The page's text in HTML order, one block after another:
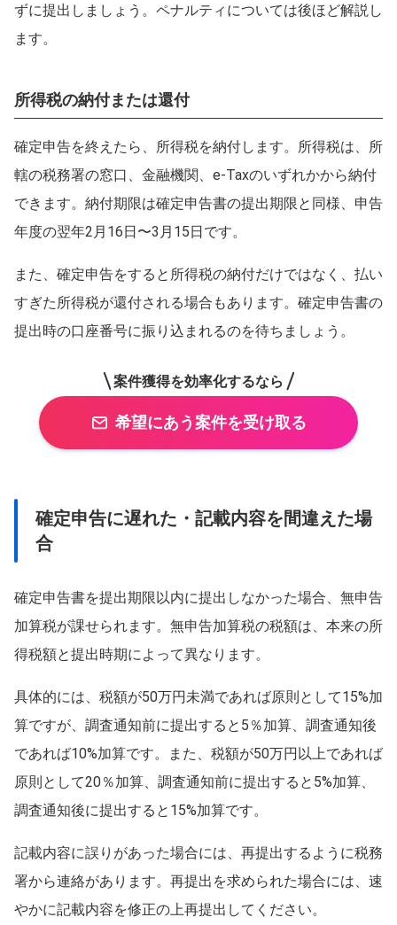
ずに提出しましょう。ペナルティについては後ほど解説し
ます。
所得税の納付または還付
確定申告を終えたら、所得税を納付します。所得税は、所
轄の税務署の窓口、金融機関、e-Taxのいずれかから納付
できます。納付期限は確定申告書の提出期限と同様、申告
年度の翌年2月16日〜3月15日です。
また、確定申告をすると所得税の納付だけではなく、払い
すぎた所得税が還付される場合もあります。確定申告書の
提出時の口座番号に振り込まれるのを待ちましょう。
案件獲得を効率化するなら
希望にあう案件を受け取る
確定申告に遅れた・記載内容を間違えた場
合
確定申告書を提出期限以内に提出しなかった場合、無申告
加算税が課せられます。無申告加算税の税額は、本来の所
得税額と提出時期によって異なります。
具体的には、税額が50万円未満であれば原則として15%加
算ですが、調査通知前に提出すると5％加算、調査通知後
であれば10%加算です。また、税額が50万円以上であれば
原則として20％加算、調査通知前に提出すると5%加算、
調査通知後に提出すると15%加算です。
記載内容に誤りがあった場合には、再提出するように税務
署から連絡があります。再提出を求められた場合には、速
やかに記載内容を修正の上再提出してください。